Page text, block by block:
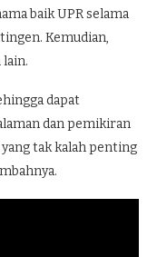
baik UPR selama
Kemudian,
dapat
dan pemikiran
tak kalah penting